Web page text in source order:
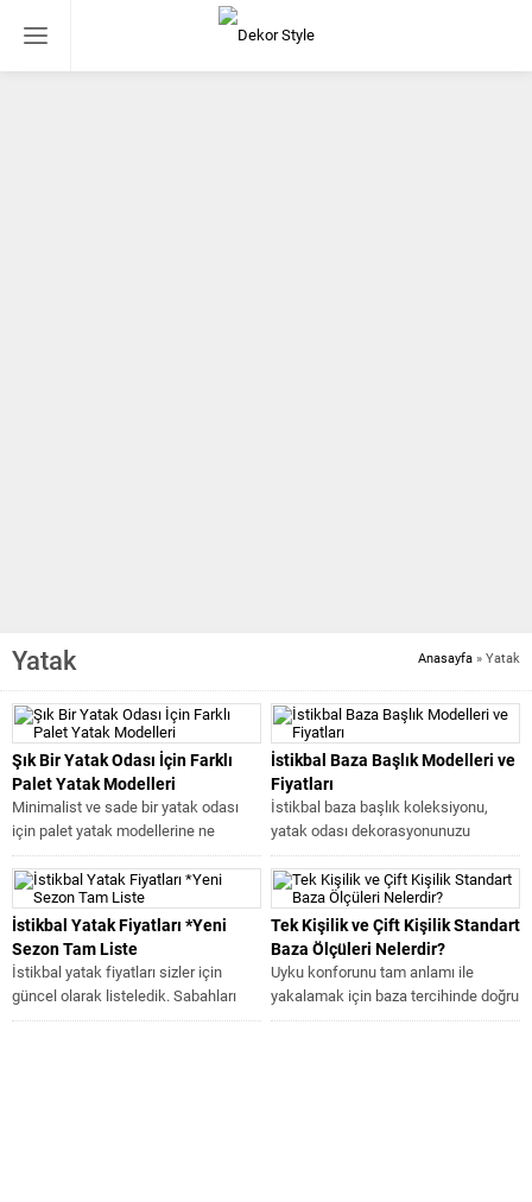
Anasayfa » Yatak
Yatak
Şık Bir Yatak Odası İçin Farklı
Palet Yatak Modelleri
Minimalist ve sade bir yatak odası
için palet yatak modellerine ne
dersiniz. Palet yatak modelleri...
İstikbal Baza Başlık Modelleri ve
Fiyatları
İstikbal baza başlık koleksiyonu,
yatak odası dekorasyonunuzu
tamamlayacak şıklık ve işlevselliği
bir araya getiriyor. Yatak...
İstikbal Yatak Fiyatları *Yeni
Sezon Tam Liste
İstikbal yatak fiyatları sizler için
güncel olarak listeledik. Sabahları
uyanınca dinlenmiş bir şekilde
Tek Kişilik ve Çift Kişilik Standart
Baza Ölçüleri Nelerdir?
Uyku konforunu tam anlamı ile
yakalamak için baza tercihinde doğru
seçimler yapmak ve baza ölçüleri...